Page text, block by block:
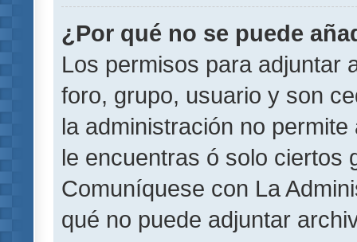
¿Por qué no se puede
Los permisos para adjuntar
foro, grupo, usuario y son
la administración no
le encuentras ó solo ciertos
Comuníquese con La
qué no puede adjuntar